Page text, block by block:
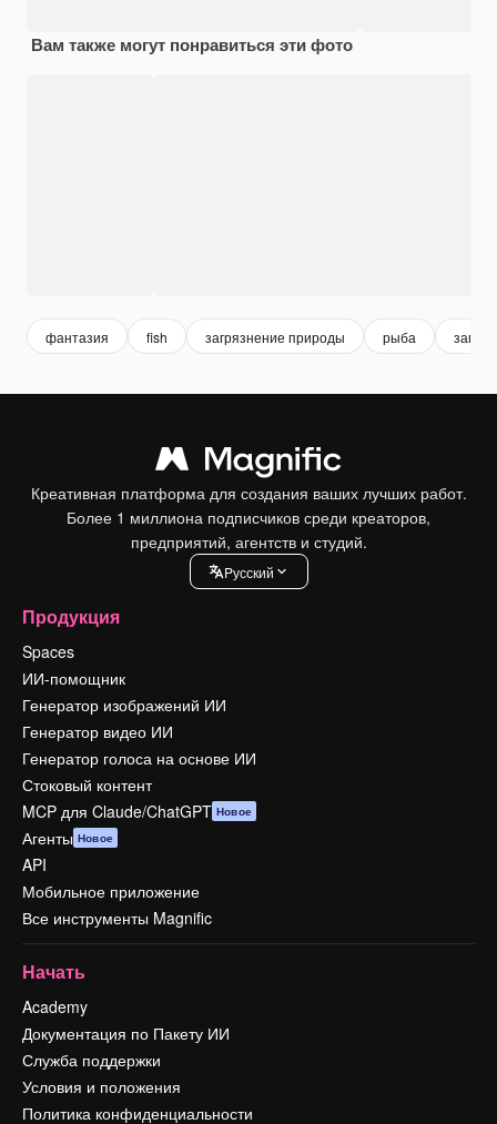
Вам также могут понравиться эти фото
фантазия fish загрязнение природы рыба
Креативная платформа для создания ваших лучших работ.
Более 1 миллиона подписчиков среди креаторов,
предприятий, агентств и студий.
Pусский
Продукция
Spaces
ИИ-помощник
Генератор изображений ИИ
Генератор видео ИИ
Генератор голоса на основе ИИ
Стоковый контент
MCP для Claude/ChatGPT Новое
Агенты Новое
API
Мобильное приложение
Все инструменты Magnific
Начать
Academy
Документация по Пакету ИИ
Служба поддержки
Условия и положения
Политика конфиденциальности